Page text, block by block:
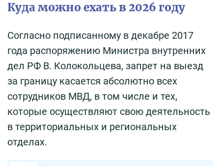
Куда можно ехать в 2026 году
Согласно подписанному в декабре 2017
года распоряжению Министра внутренних
дел РФ В. Колокольцева, запрет на выезд
за границу касается абсолютно всех
сотрудников МВД, в том числе и тех,
которые осуществляют свою деятельность
в территориальных и региональных
отделах.